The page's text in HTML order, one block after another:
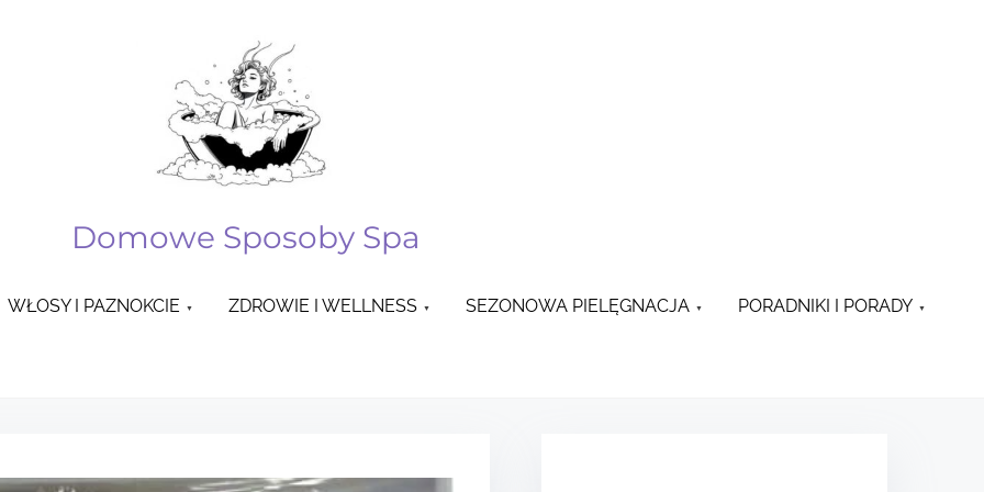
Domowe Sposoby Spa
WŁOSY I PAZNOKCIE ZDROWIE I WELLNESS SEZONOWA PIELĘGNACJA PORADNIKI I PORADY